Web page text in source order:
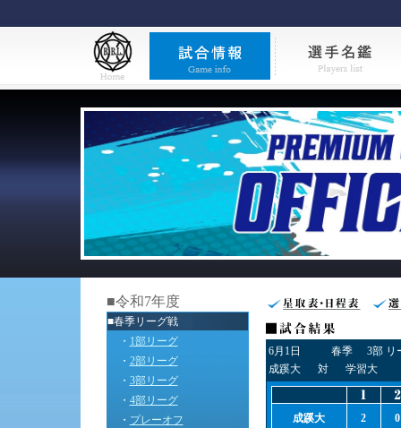
■令和7年度
■春季リーグ戦
・ 1部リーグ
・ 2部リーグ
・ 3部リーグ
・ 4部リーグ
・ プレーオフ
6月1日 春季
3部 リ
成蹊大
対 学習大
成蹊大 2 0